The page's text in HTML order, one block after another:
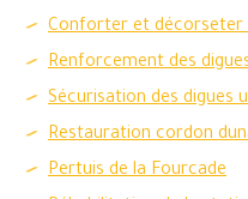
Conforter et décorseter
Renforcement des
Sécurisation des digues
Restauration cordon
Pertuis de la Fourcade